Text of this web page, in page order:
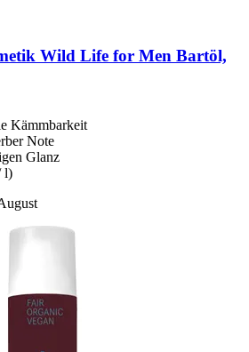
Wild Life for Men Bartöl,
Kämmbarkeit
Note
Glanz
l)